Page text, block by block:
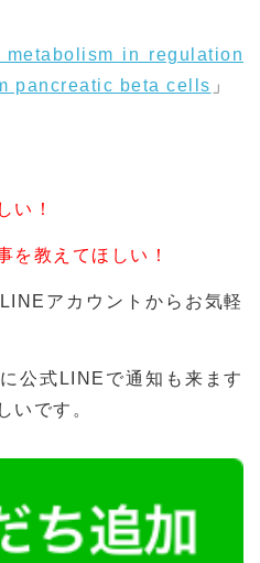
metabolism in regulation
pancreatic beta cells 」
い！
を教えてほしい！
アカウントからお気軽
公式LINEで通知も来ます
いです。